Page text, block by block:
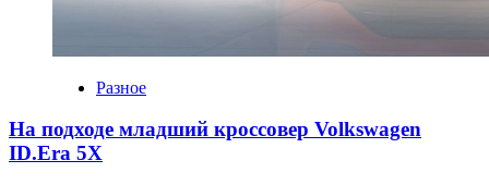
Разное
На подходе младший кроссовер Volkswagen
ID.Era 5X